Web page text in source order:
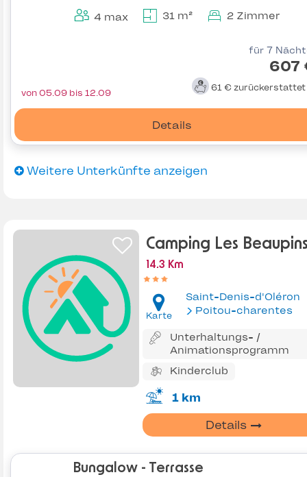
4 max 31 m² 2 Zimmer
für 7
607
61 € zurückerstattet
Details
von 05.09 bis 12.09
Weitere Unterkünfte anzeigen
Camping Les
14.3 Km
Karte
Saint-Denis-d'Oléron
Poitou-charentes
Unterhaltungs- /
Animationsprogramm
Kinderclub
1 km
Details
Bungalow - Terrasse